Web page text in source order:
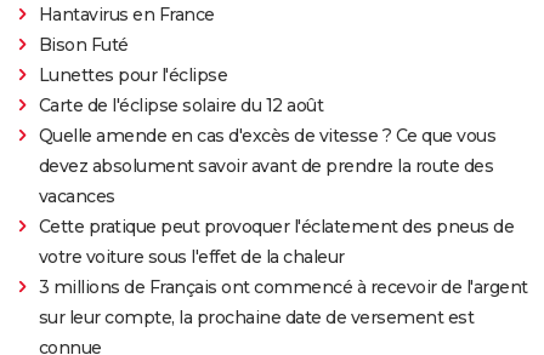
Hantavirus en France
Bison Futé
Lunettes pour l'éclipse
Carte de l'éclipse solaire du 12 août
Quelle amende en cas d'excès de vitesse ? Ce que vous
devez absolument savoir avant de prendre la route des
vacances
Cette pratique peut provoquer l'éclatement des pneus de
votre voiture sous l'effet de la chaleur
3 millions de Français ont commencé à recevoir de l'argent
sur leur compte, la prochaine date de versement est
connue